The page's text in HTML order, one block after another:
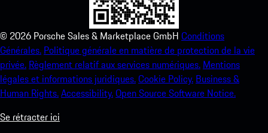
© 2026 Porsche Sales & Marketplace GmbH Conditions
Générales. Politique générale en matière de protection de la vie
privée. Règlement relatif aux services numériques. Mentions
légales et informations juridiques.Cookie Policy. Business &
Human Rights.Accessibility.Open Source Software Notice.
Se rétracter ici